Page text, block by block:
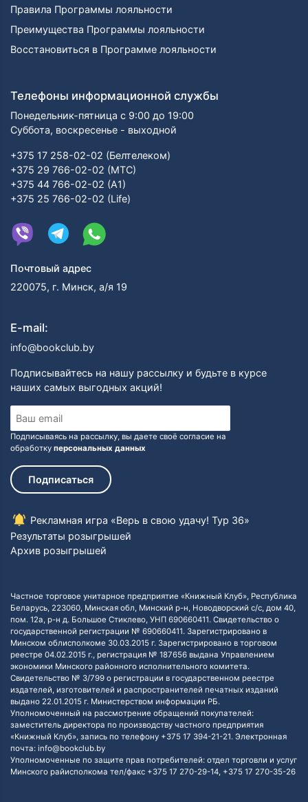
Правила Программы лояльности
Преимущества Программы лояльности
Восстановиться в Программе лояльности
Телефоны информационной службы
Понедельник-пятница с 9:00 до 19:00
Суббота, воскресенье - выходной
+375 17 258-02-02 (Белтелеком)
+375 29 766-02-02 (МТС)
+375 44 766-02-02 (А1)
+375 25 766-02-02 (Life)
Почтовый адрес
220075, г. Минск, а/я 19
E-mail:
info@bookclub.by
Подписывайтесь на нашу рассылку и будьте в курсе
наших самых выгодных акций!
Подписываясь на рассылку, вы даете своё согласие на
обработку персональных данных
Подписаться
Рекламная игра «Верь в свою удачу! Тур 36»
Результаты розыгрышей
Архив розыгрышей
Частное торговое унитарное предприятие «Книжный Клуб», Республика
Беларусь, 223060, Минская обл, Минский р-н, Новодворский с/с, дом 40,
пом. 12а, р-н д. Большое Стиклево, УНП 690660411. Свидетельство о
государственной регистрации № 690660411. Зарегистрировано в
Минском облисполкоме 30.03.2015 г. Зарегистрировано в торговом
реестре 04.02.2015 г., регистрация № 187656 выдана Управлением
экономики Минского районного исполнительного комитета.
Свидетельство № 3/799 о регистрации в государственном реестре
издателей, изготовителей и распространителей печатных изданий
выдано 22.01.2015 г. Министерством информации РБ.
Уполномоченный на рассмотрение обращений покупателей:
заместитель директора по производству частного предприятия
«Книжный Клуб», запись по телефону +375 17 394-21-21. Электронная
почта: info@bookclub.by
Уполномоченные по защите прав потребителей: отдел торговли и услуг
Минского райисполкома тел/факс +375 17 270-29-14, +375 17 270-35-26